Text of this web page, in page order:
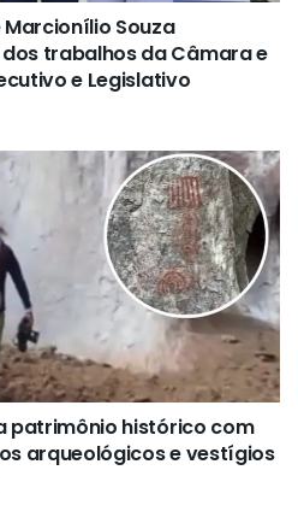
Souza
trabalhos da Câmara e
e Legislativo
patrimônio histórico com
arqueológicos e vestígios